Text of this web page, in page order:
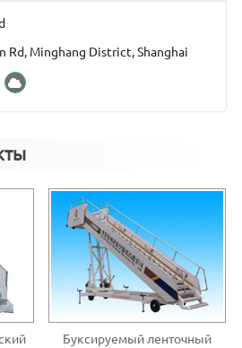
Rd, Minghang District, Shanghai
Буксируемый ленточный